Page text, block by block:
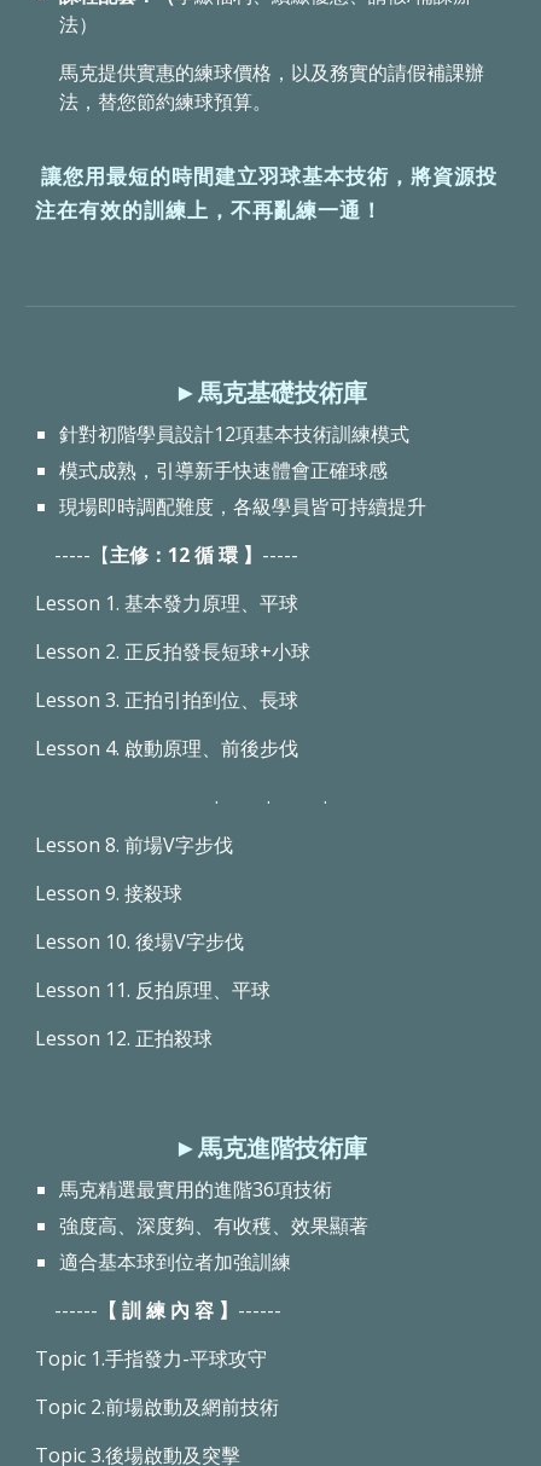
法）
馬克提供實惠的練球價格，以及務實的請假補課辦
法，替您節約練球預算。
讓您用最短的時間建立羽球基本技術，將資源投
注在有效的訓練上，不再亂練一通！
►馬克基礎技術庫
針對初階學員設計12項基本技術訓練模式
模式成熟，引導新手快速體會正確球感
現場即時調配難度，各級學員皆可持續提升
-----【主修：12 循 環 】 -----
Lesson 1. 基本發力原理、平球
Lesson 2. 正反拍發長短球+小球
Lesson 3. 正拍引拍到位、長球
Lesson 4. 啟動原理、前後步伐
. . .
Lesson 8. 前場V字步伐
Lesson 9. 接殺球
Lesson 10. 後場V字步伐
Lesson 11. 反拍原理、平球
Lesson 12. 正拍殺球
►馬克進階技術庫
馬克精選最實用的進階36項技術
強度高、深度夠、有收穫、效果顯著
適合基本球到位者加強訓練
------ 【 訓 練 內 容 】 ------
Topic 1.手指發力-平球攻守
Topic 2.前場啟動及網前技術
Topic 3.後場啟動及突擊